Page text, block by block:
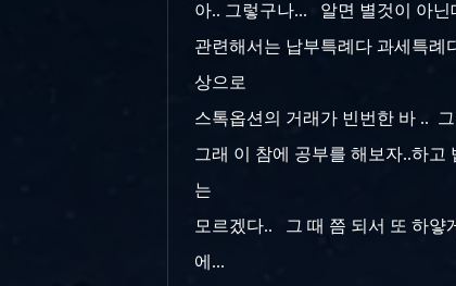
아.. 그렇구나... 알면 별것이 아닌
관련해서는 납부특례다 과세특
상으로
스톡옵션의 거래가 빈번한 바 ..
그래 이 참에 공부를 해보자..하
는
모르겠다.. 그 때 쯤 되서 또 하얗
에...